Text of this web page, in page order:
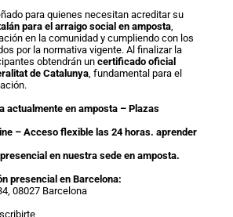
para quienes necesitan acreditar su
para el arraigo social en amposta,
en la comunidad y cumpliendo con los
por la normativa vigente. Al finalizar la
obtendrán un certificado oficial
de Catalunya, fundamental para el
actualmente en amposta – Plazas
– Acceso flexible las 24 horas. aprender
en nuestra sede en amposta.
presencial en Barcelona:
08027 Barcelona